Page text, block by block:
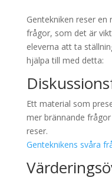
Gentekniken reser en
frågor, som det är
eleverna att ta
hjälpa till med detta:
Ett material som
mer brännande
reser.
Genteknikens svåra